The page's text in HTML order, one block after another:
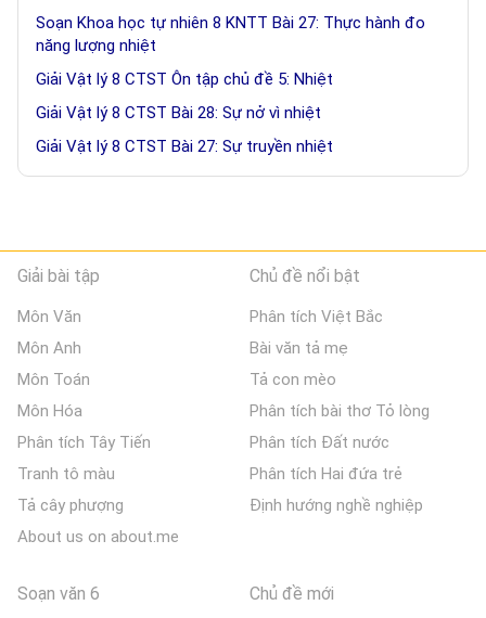
Soạn Khoa học tự nhiên 8 KNTT Bài 27: Thực hành đo
năng lượng nhiệt
Giải Vật lý 8 CTST Ôn tập chủ đề 5: Nhiệt
Giải Vật lý 8 CTST Bài 28: Sự nở vì nhiệt
Giải Vật lý 8 CTST Bài 27: Sự truyền nhiệt
Giải bài tập
Môn Văn
Môn Anh
Môn Toán
Môn Hóa
Phân tích Tây Tiến
Tranh tô màu
Tả cây phượng
About us on about.me
Chủ đề nổi bật
Phân tích Việt Bắc
Bài văn tả mẹ
Tả con mèo
Phân tích bài thơ Tỏ lòng
Phân tích Đất nước
Phân tích Hai đứa trẻ
Định hướng nghề nghiệp
Soạn văn 6 Chủ đề mới